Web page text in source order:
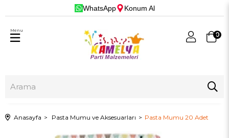
WhatsApp Konum Al
0
Menu
Anasayfa Pasta Mumu ve Aksesuarları Pasta Mumu 20 Adet